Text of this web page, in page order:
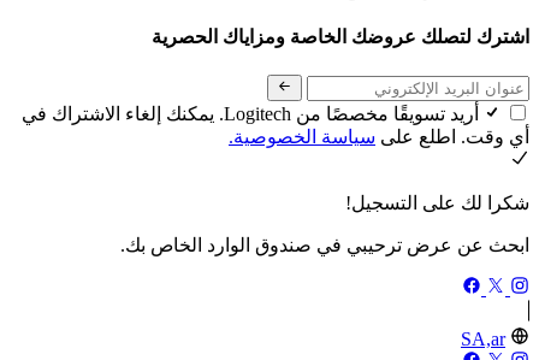
اشترك لتصلك عروضك الخاصة ومزاياك الحصرية
أريد تسويقًا مخصصًا من Logitech. يمكنك إلغاء الاشتراك في
أي وقت. اطلع على سياسة الخصوصية.
شكرا لك على التسجيل!
ابحث عن عرض ترحيبي في صندوق الوارد الخاص بك.
SA,ar